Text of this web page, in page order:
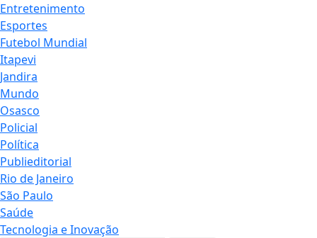
Entretenimento
Esportes
Futebol Mundial
Itapevi
Jandira
Mundo
Osasco
Policial
Política
Publieditorial
Rio de Janeiro
São Paulo
Saúde
Tecnologia e Inovação